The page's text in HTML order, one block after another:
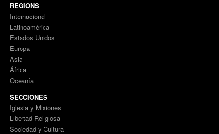
REGIONS
Internacional
Latinoamérica
Estados Unidos
Europa
Asia
África
Oceanía
SECCIONES
Iglesia y Misiones
Libertad Religiosa
Sociedad y Cultura